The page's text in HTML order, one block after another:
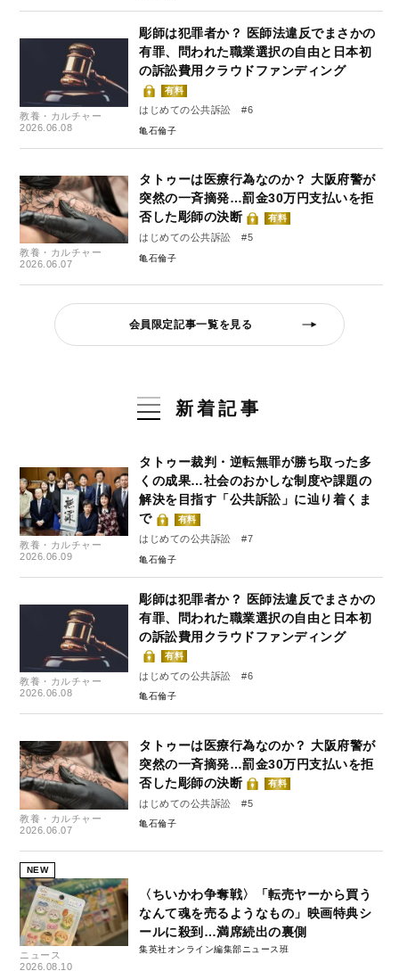
教養・カルチャー
2026.06.08
彫師は犯罪者か？ 医師法違反でまさかの
有罪、問われた職業選択の自由と日本初
の訴訟費用クラウドファンディング
有料
はじめての公共訴訟 #6
亀石倫子
教養・カルチャー
2026.06.07
タトゥーは医療行為なのか？ 大阪府警が
突然の一斉摘発…罰金30万円支払いを拒
否した彫師の決断
有料
はじめての公共訴訟 #5
亀石倫子
会員限定記事一覧を見る
新着記事
教養・カルチャー
2026.06.09
タトゥー裁判・逆転無罪が勝ち取った多
くの成果…社会のおかしな制度や課題の
解決を目指す「公共訴訟」に辿り着くま
で
有料
はじめての公共訴訟 #7
亀石倫子
教養・カルチャー
2026.06.08
彫師は犯罪者か？ 医師法違反でまさかの
有罪、問われた職業選択の自由と日本初
の訴訟費用クラウドファンディング
有料
はじめての公共訴訟 #6
亀石倫子
教養・カルチャー
2026.06.07
タトゥーは医療行為なのか？ 大阪府警が
突然の一斉摘発…罰金30万円支払いを拒
否した彫師の決断
有料
はじめての公共訴訟 #5
亀石倫子
NEW
ニュース
2026.08.10
〈ちいかわ争奪戦〉「転売ヤーから買う
なんて魂を売るようなもの」映画特典シ
ールに殺到…満席続出の裏側
集英社オンライン編集部ニュース班